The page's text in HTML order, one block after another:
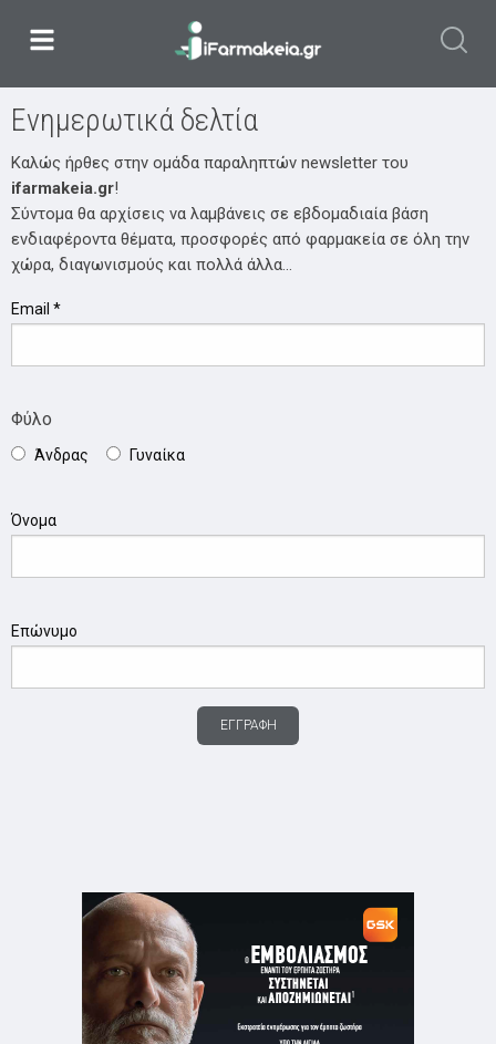
Ενημερωτικά δελτία
Καλώς ήρθες στην ομάδα παραληπτών newsletter του
ifarmakeia.gr!
Σύντομα θα αρχίσεις να λαμβάνεις σε εβδομαδιαία βάση
ενδιαφέροντα θέματα, προσφορές από φαρμακεία σε όλη την
χώρα, διαγωνισμούς και πολλά άλλα…
Email *
Φύλο
Άνδρας Γυναίκα
Όνομα
Επώνυμο